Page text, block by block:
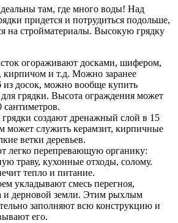
там, где много воды! Над
придется и потрудиться подольше,
на стройматериалы. Высокую грядку
огораживают досками, шифером,
кирпичом и т.д. Можно заранее
из досок, можно вообще купить
грядки. Высота ограждения может
сантиметров.
создают дренажный слой в 15
может служить керамзит, кирпичные
ветки деревьев.
легко перепревающую органику:
траву, кухонные отходы, солому.
тепло и питание.
укладывают смесь перегноя,
и дерновой земли. Этим рыхлым
заполняют всю конструкцию и
его.